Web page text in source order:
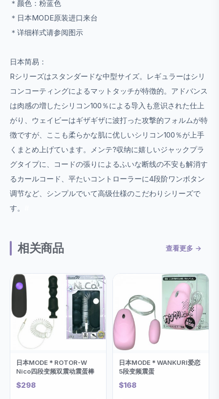
＊颜色：粉蓝色
＊日本MODE原装进口来台
＊详细样式请参阅图示
日本简易：
Rシリーズはスタンダードな中型サイズ。レギュラーはシリ
コンコーティングによるマットタッチが特徴的。アドバンス
は肉感の増したシリコン100％による导入も意识された仕上
がり、ウェイビーはギザギザに波打った攻撃的フォルムが特
徴ですが、ここも柔らかな肌に优しいシリコン100％が上手
くまとめ上げています。メンテ?収纳に嬉しいジャックプラ
グタイプに、コードの張りによるふいな断线の不安も解消す
るカールコード、平たいコントローラーに4段阶ワンボタン
调节など、シンプルでいて高级仕様のこだわりシリーズで
す。
相关商品 查看更多 →
日本MODE＊ROTOR-W
Nico四段变频双震动震蛋棒
$298
日本MODE＊WANKURI爱恋
5段变频震蛋
$168